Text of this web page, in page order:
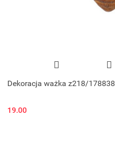
Dekoracja ważka z218/178838
19.00